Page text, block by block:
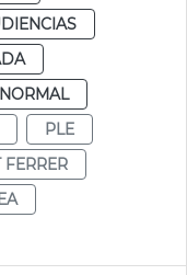
NORMAL
PLE